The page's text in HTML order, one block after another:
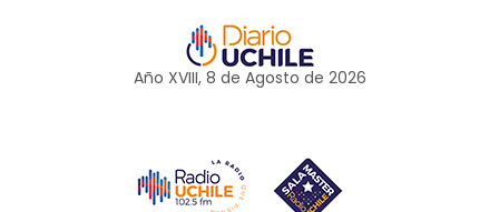
Año XVIII, 8 de Agosto de 2026